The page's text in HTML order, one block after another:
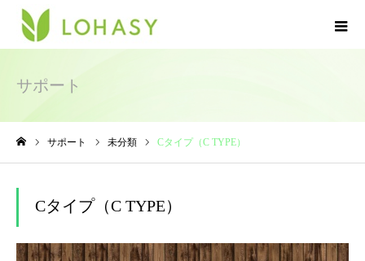
サポート
サポート 未分類 Cタイプ（C TYPE）
Cタイプ（C TYPE）